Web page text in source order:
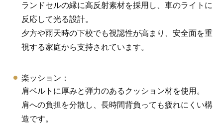
ランドセルの縁に高反射素材を採用し、車のライトに
反応して光る設計。
夕方や雨天時の下校でも視認性が高まり、安全面を重
視する家庭から支持されています。
楽ッション：
肩ベルトに厚みと弾力のあるクッション材を使用。
肩への負担を分散し、長時間背負っても疲れにくい構
造です。